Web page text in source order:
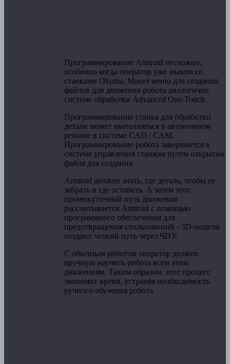
Программирование Armroid несложно,
особенно когда оператор уже знаком со
станками Okuma. Макет меню для создания
файлов для движения робота аналогичен
системе обработки Advanced One-Touch.
Программирование станка для обработки
детали может выполняться в автономном
режиме в системе CAD / CAM.
Программирование робота завершается в
системе управления станком путем открытия
файла для создания.
Armroid должен знать, где деталь, чтобы ее
забрать и где оставить. А затем этот
промежуточный путь движения
рассчитывается Armroid с помощью
программного обеспечения для
предотвращения столкновений - 3D-модели
создают четкий путь через ЧПУ.
С обычным роботом оператор должен
вручную научить робота всем этим
движениям. Таким образом, этот процесс
экономит время, устраняя необходимость
ручного обучения робота.